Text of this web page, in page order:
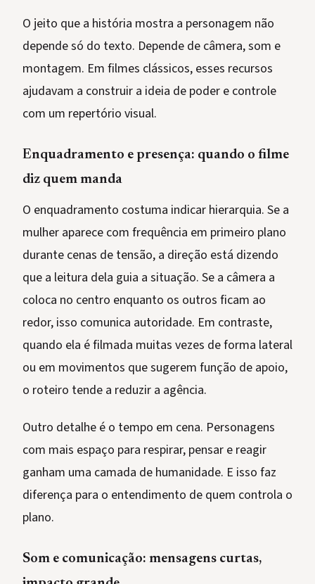
O jeito que a história mostra a personagem não
depende só do texto. Depende de câmera, som e
montagem. Em filmes clássicos, esses recursos
ajudavam a construir a ideia de poder e controle
com um repertório visual.
Enquadramento e presença: quando o filme
diz quem manda
O enquadramento costuma indicar hierarquia. Se a
mulher aparece com frequência em primeiro plano
durante cenas de tensão, a direção está dizendo
que a leitura dela guia a situação. Se a câmera a
coloca no centro enquanto os outros ficam ao
redor, isso comunica autoridade. Em contraste,
quando ela é filmada muitas vezes de forma lateral
ou em movimentos que sugerem função de apoio,
o roteiro tende a reduzir a agência.
Outro detalhe é o tempo em cena. Personagens
com mais espaço para respirar, pensar e reagir
ganham uma camada de humanidade. E isso faz
diferença para o entendimento de quem controla o
plano.
Som e comunicação: mensagens curtas,